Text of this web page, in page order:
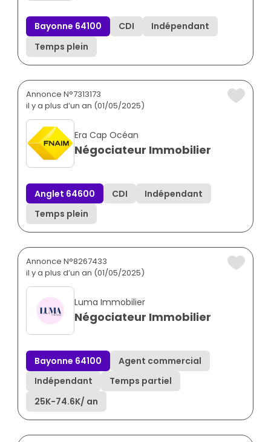
Bayonne 64100 CDI
Indépendant
Temps plein
Annonce N°7313173
il y a plus d’un an (01/05/2025)
Era Cap Océan
Négociateur Immobilier
Anglet 64600 CDI
Indépendant
Temps plein
Annonce N°8267433
il y a plus d’un an (01/05/2025)
Luma Immobilier
Négociateur Immobilier
Bayonne 64100
Agent commercial
Indépendant
Temps partiel
25K-74.6K/ an